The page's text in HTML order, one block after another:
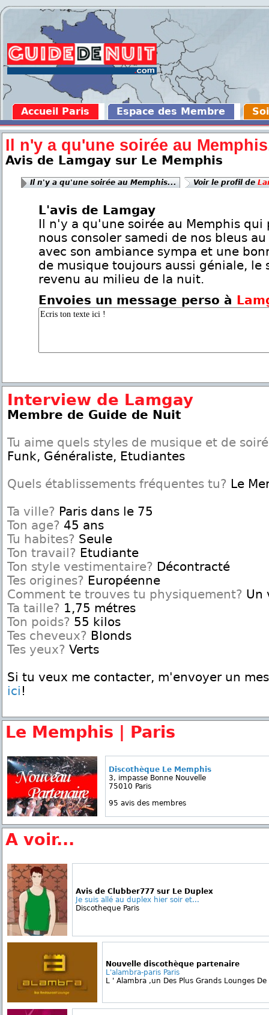
Accueil Paris Espace des Membre
Il n'y a qu'une soirée au
Avis de Lamgay sur Le Memphis
Il n'y a qu'une soirée au Memphis... Voir le profil de
L'avis de Lamgay
Il n'y a qu'une soirée au Memphis qui
nous consoler samedi de nos bleus
avec son ambiance sympa et une
de musique toujours aussi géniale, le
revenu au milieu de la nuit.
Envoies un message perso à
Interview de Lamgay
Membre de Guide de Nuit
Tu aime quels styles de musique et de
Funk, Généraliste, Etudiantes
Quels établissements fréquentes tu? Le
Ta ville? Paris dans le 75
Ton age? 45 ans
Tu habites? Seule
Ton travail? Etudiante
Ton style vestimentaire? Décontracté
Tes origines? Européenne
Comment te trouves tu physiquement? Un
Ta taille? 1,75 métres
Ton poids? 55 kilos
Tes cheveux? Blonds
Tes yeux? Verts
Si tu veux me contacter, m'envoyer un
ici !
Le Memphis | Paris
Discothèque Le Memphis
3, impasse Bonne Nouvelle
75010 Paris
95 avis des membres
A voir...
Avis de Clubber777 sur Le Duplex
Je suis allé au duplex hier soir et...
Discotheque Paris
Nouvelle discothèque partenaire
L'alambra-paris Paris
L ' Alambra ,un Des Plus Grands Lounges De